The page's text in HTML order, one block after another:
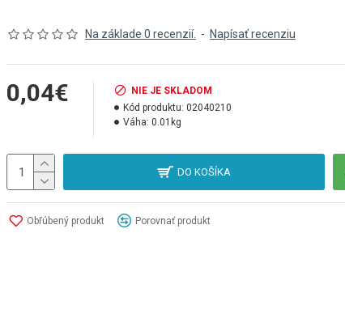
Na základe 0 recenzií. - Napísať recenziu
0,04€
NIE JE SKLADOM
Kód produktu: 02040210
Váha: 0.01kg
DO KOŠÍKA
Obľúbený produkt Porovnať produkt